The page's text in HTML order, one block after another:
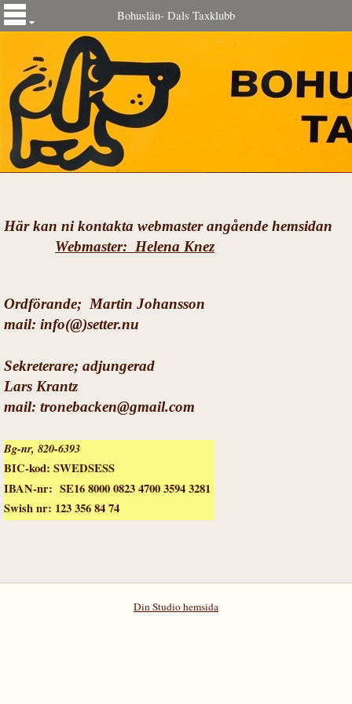
Bohuslän- Dals Taxklubb
Här kan ni kontakta webmaster angående hemsidan
Webmaster: Helena Knez
Ordförande; Martin Johansson
mail: info(@)setter.nu
Sekreterare; adjungerad
Lars Krantz
mail: tronebacken@gmail.com
Bg-nr, 820-6393
BIC-kod: SWEDSESS
IBAN-nr: SE16 8000 0823 4700 3594 3281
Swish nr: 123 356 84 74
Din Studio hemsida